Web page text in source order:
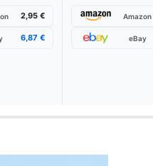
2,95 €
6,87 €
Amazon
eBay